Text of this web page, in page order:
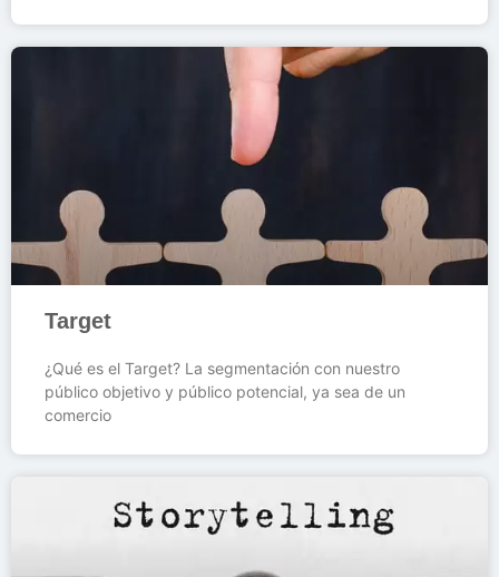
Target
¿Qué es el Target? La segmentación con nuestro
público objetivo y público potencial, ya sea de un
comercio